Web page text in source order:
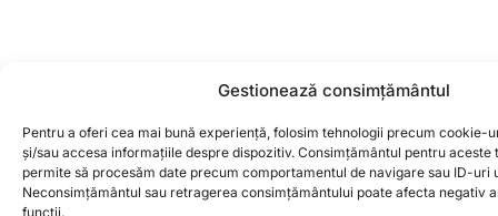
Gestionează consimțământul
Pentru a oferi cea mai bună experiență, folosim tehnologii precum cookie-
și/sau accesa informațiile despre dispozitiv. Consimțământul pentru aceste
permite să procesăm date precum comportamentul de navigare sau ID-uri
Neconsimțământul sau retragerea consimțământului poate afecta negativ
funcții.